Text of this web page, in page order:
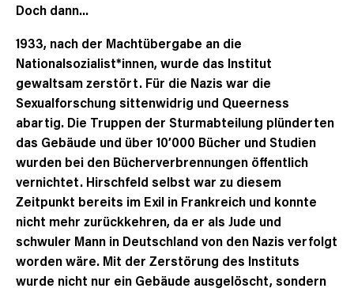
Doch dann…
1933, nach der Machtübergabe an die
Nationalsozialist*innen, wurde das Institut
gewaltsam zerstört. Für die Nazis war die
Sexualforschung sittenwidrig und Queerness
abartig. Die Truppen der Sturmabteilung plünderten
das Gebäude und über 10’000 Bücher und Studien
wurden bei den Bücherverbrennungen öffentlich
vernichtet. Hirschfeld selbst war zu diesem
Zeitpunkt bereits im Exil in Frankreich und konnte
nicht mehr zurückkehren, da er als Jude und
schwuler Mann in Deutschland von den Nazis verfolgt
worden wäre. Mit der Zerstörung des Instituts
wurde nicht nur ein Gebäude ausgelöscht, sondern